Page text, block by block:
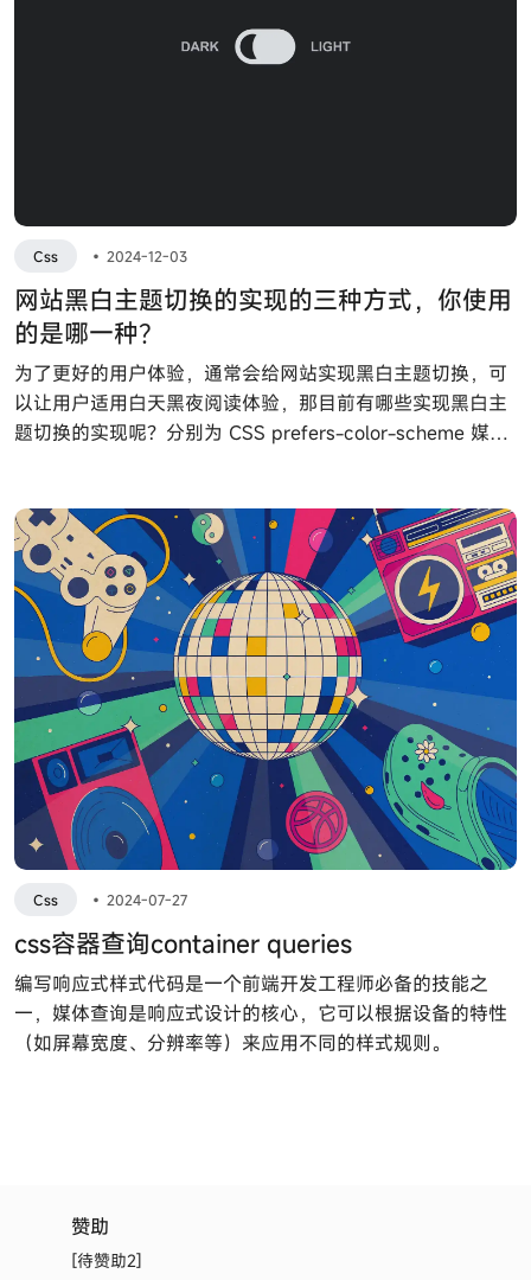
Css • 2024-12-03
网站黑白主题切换的实现的三种方式，你使用
的是哪一种？
为了更好的用户体验，通常会给网站实现黑白主题切换，可
以让用户适用白天黑夜阅读体验，那目前有哪些实现黑白主
题切换的实现呢？分别为 CSS prefers-color-scheme 媒体
Css • 2024-07-27
css容器查询container queries
编写响应式样式代码是一个前端开发工程师必备的技能之
一，媒体查询是响应式设计的核心，它可以根据设备的特性
（如屏幕宽度、分辨率等）来应用不同的样式规则。
赞助
[待赞助2]